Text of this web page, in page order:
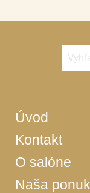
Úvod
Kontakt
O salóne
Naša